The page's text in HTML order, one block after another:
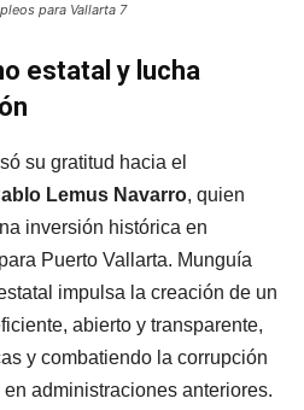
para Vallarta 7
estatal y lucha
su gratitud hacia el
Lemus Navarro, quien
inversión histórica en
para Puerto Vallarta. Munguía
impulsa la creación de un
abierto y transparente,
y combatiendo la corrupción
administraciones anteriores.